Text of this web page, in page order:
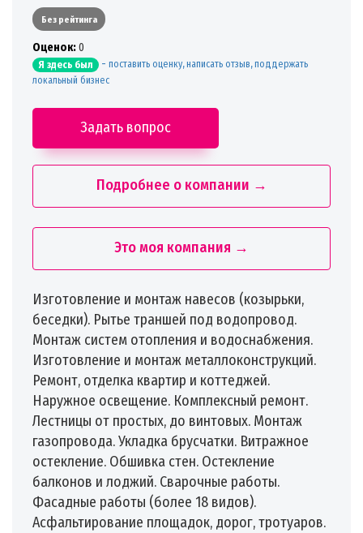
Без рейтинга
Oценок:0
Я здесь был - поставить оценку, написать отзыв, поддержать
локальный бизнес
Задать вопрос
Подробнее о компании →
Это моя компания →
Изготовление и монтаж навесов (козырьки,
беседки). Рытье траншей под водопровод.
Монтаж систем отопления и водоснабжения.
Изготовление и монтаж металлоконструкций.
Ремонт, отделка квартир и коттеджей.
Наружное освещение. Комплексный ремонт.
Лестницы от простых, до винтовых. Монтаж
газопровода. Укладка брусчатки. Витражное
остекление. Обшивка стен. Остекление
балконов и лоджий. Сварочные работы.
Фасадные работы (более 18 видов).
Асфальтирование площадок, дорог, тротуаров.